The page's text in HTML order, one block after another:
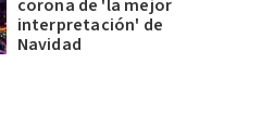
corona de 'la mejor
interpretación' de
Navidad